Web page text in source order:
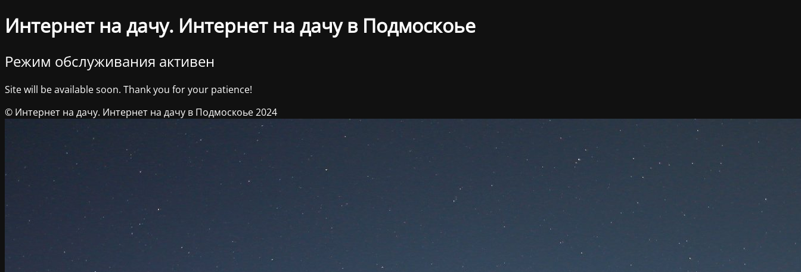
Интернет на дачу. Интернет на дачу в Подмоскоье
Режим обслуживания активен
Site will be available soon. Thank you for your patience!
© Интернет на дачу. Интернет на дачу в Подмоскоье 2024